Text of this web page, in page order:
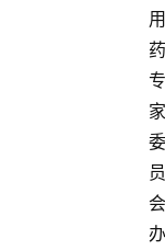
用
药
专
家
委
员
会
办